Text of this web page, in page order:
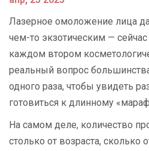
Лазерное омоложение лица
чем-то экзотическим —
каждом втором
реальный вопрос
одного раза, чтобы увидеть
готовиться к длинному
На самом деле, количество
столько от возраста, сколько